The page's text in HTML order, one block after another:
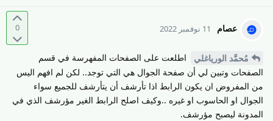
0 عصام 11 نوفمبر 2022
مُحمَّد الورياغلي
اطلعت على الصفحات المفهرسة في قسم
الصفحات وتبين لي أن صفحة الجوال هي التي توجد.. لكن لم افهم اليس
من المفروض ان يكون الرابط اذا تأرشف أن يتأرشف للجميع سواء
الجوال او الحاسوب او غيره ..وكيف اصلح الرابط الغير مؤرشف الذي في
المدونة ليصبح مؤرشف.